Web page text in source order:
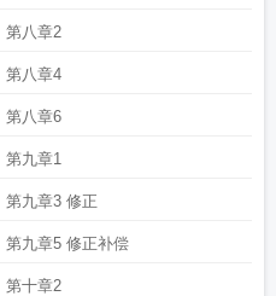
第八章2
第八章4
第八章6
第九章1
第九章3 修正
第九章5 修正补偿
第十章2